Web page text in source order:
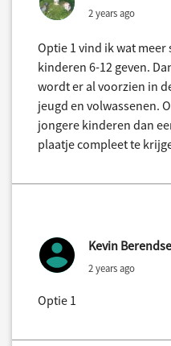
2 years ago
Optie 1 vind ik wat
kinderen 6-12 geven.
wordt er al voorzien in
jeugd en volwassenen.
jongere kinderen dan
plaatje compleet te
Kevin
2 years ago
Optie 1